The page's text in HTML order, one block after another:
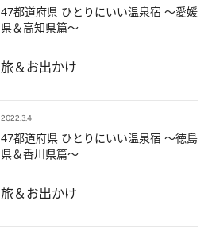
47都道府県 ひとりにいい温泉宿 ～愛媛
県＆高知県篇～
旅＆お出かけ
2022.3.4
47都道府県 ひとりにいい温泉宿 ～徳島
県＆香川県篇～
旅＆お出かけ